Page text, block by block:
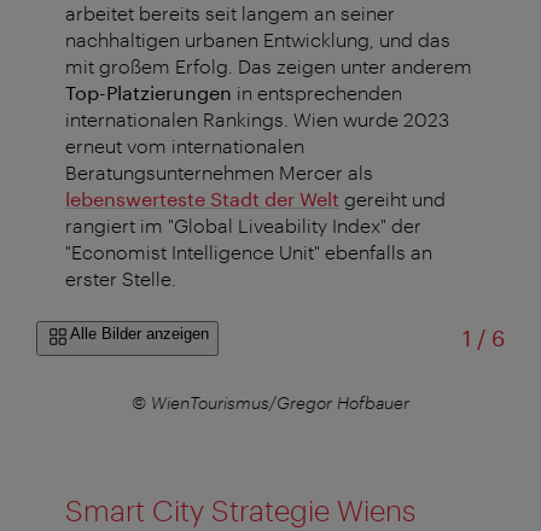
arbeitet bereits seit langem an seiner
nachhaltigen urbanen Entwicklung, und das
mit großem Erfolg. Das zeigen unter anderem
Top-Platzierungen in entsprechenden
internationalen Rankings. Wien wurde 2023
erneut vom internationalen
Beratungsunternehmen Mercer als
lebenswerteste Stadt der Welt gereiht und
rangiert im "Global Liveability Index" der
"Economist Intelligence Unit" ebenfalls an
erster Stelle.
Alle Bilder anzeigen 1 /von
6
© WienTourismus/Gregor Hofbauer
Smart City Strategie Wiens